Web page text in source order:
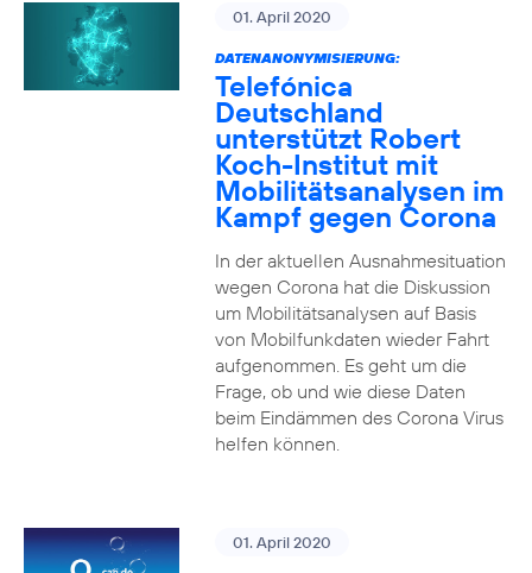
01. April 2020
DATENANONYMISIERUNG:
Telefónica
Deutschland
unterstützt Robert
Koch-Institut mit
Mobilitätsanalysen im
Kampf gegen Corona
In der aktuellen Ausnahmesituation
wegen Corona hat die Diskussion
um Mobilitätsanalysen auf Basis
von Mobilfunkdaten wieder Fahrt
aufgenommen. Es geht um die
Frage, ob und wie diese Daten
beim Eindämmen des Corona Virus
helfen können.
01. April 2020